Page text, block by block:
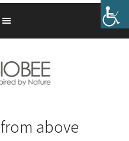
Skip
to
Skip
to
above